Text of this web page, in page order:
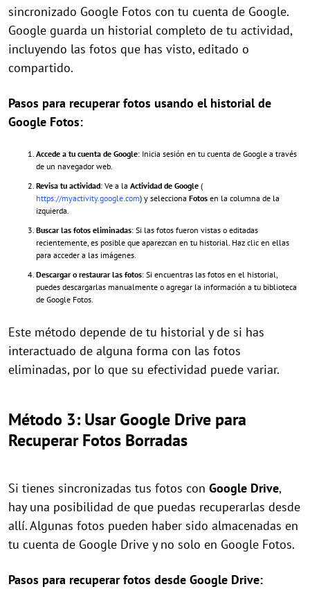
sincronizado Google Fotos con tu cuenta de Google.
Google guarda un historial completo de tu actividad,
incluyendo las fotos que has visto, editado o
compartido.
Pasos para recuperar fotos usando el historial de
Google Fotos:
Accede a tu cuenta de Google: Inicia sesión en tu cuenta de Google a través
de un navegador web.
Revisa tu actividad: Ve a la Actividad de Google (
https://myactivity.google.com) y selecciona Fotos en la columna de la
izquierda.
Buscar las fotos eliminadas: Si las fotos fueron vistas o editadas
recientemente, es posible que aparezcan en tu historial. Haz clic en ellas
para acceder a las imágenes.
Descargar o restaurar las fotos: Si encuentras las fotos en el historial,
puedes descargarlas manualmente o agregar la información a tu biblioteca
de Google Fotos.
Este método depende de tu historial y de si has
interactuado de alguna forma con las fotos
eliminadas, por lo que su efectividad puede variar.
Método 3: Usar Google Drive para
Recuperar Fotos Borradas
Si tienes sincronizadas tus fotos con Google Drive,
hay una posibilidad de que puedas recuperarlas desde
allí. Algunas fotos pueden haber sido almacenadas en
tu cuenta de Google Drive y no solo en Google Fotos.
Pasos para recuperar fotos desde Google Drive: